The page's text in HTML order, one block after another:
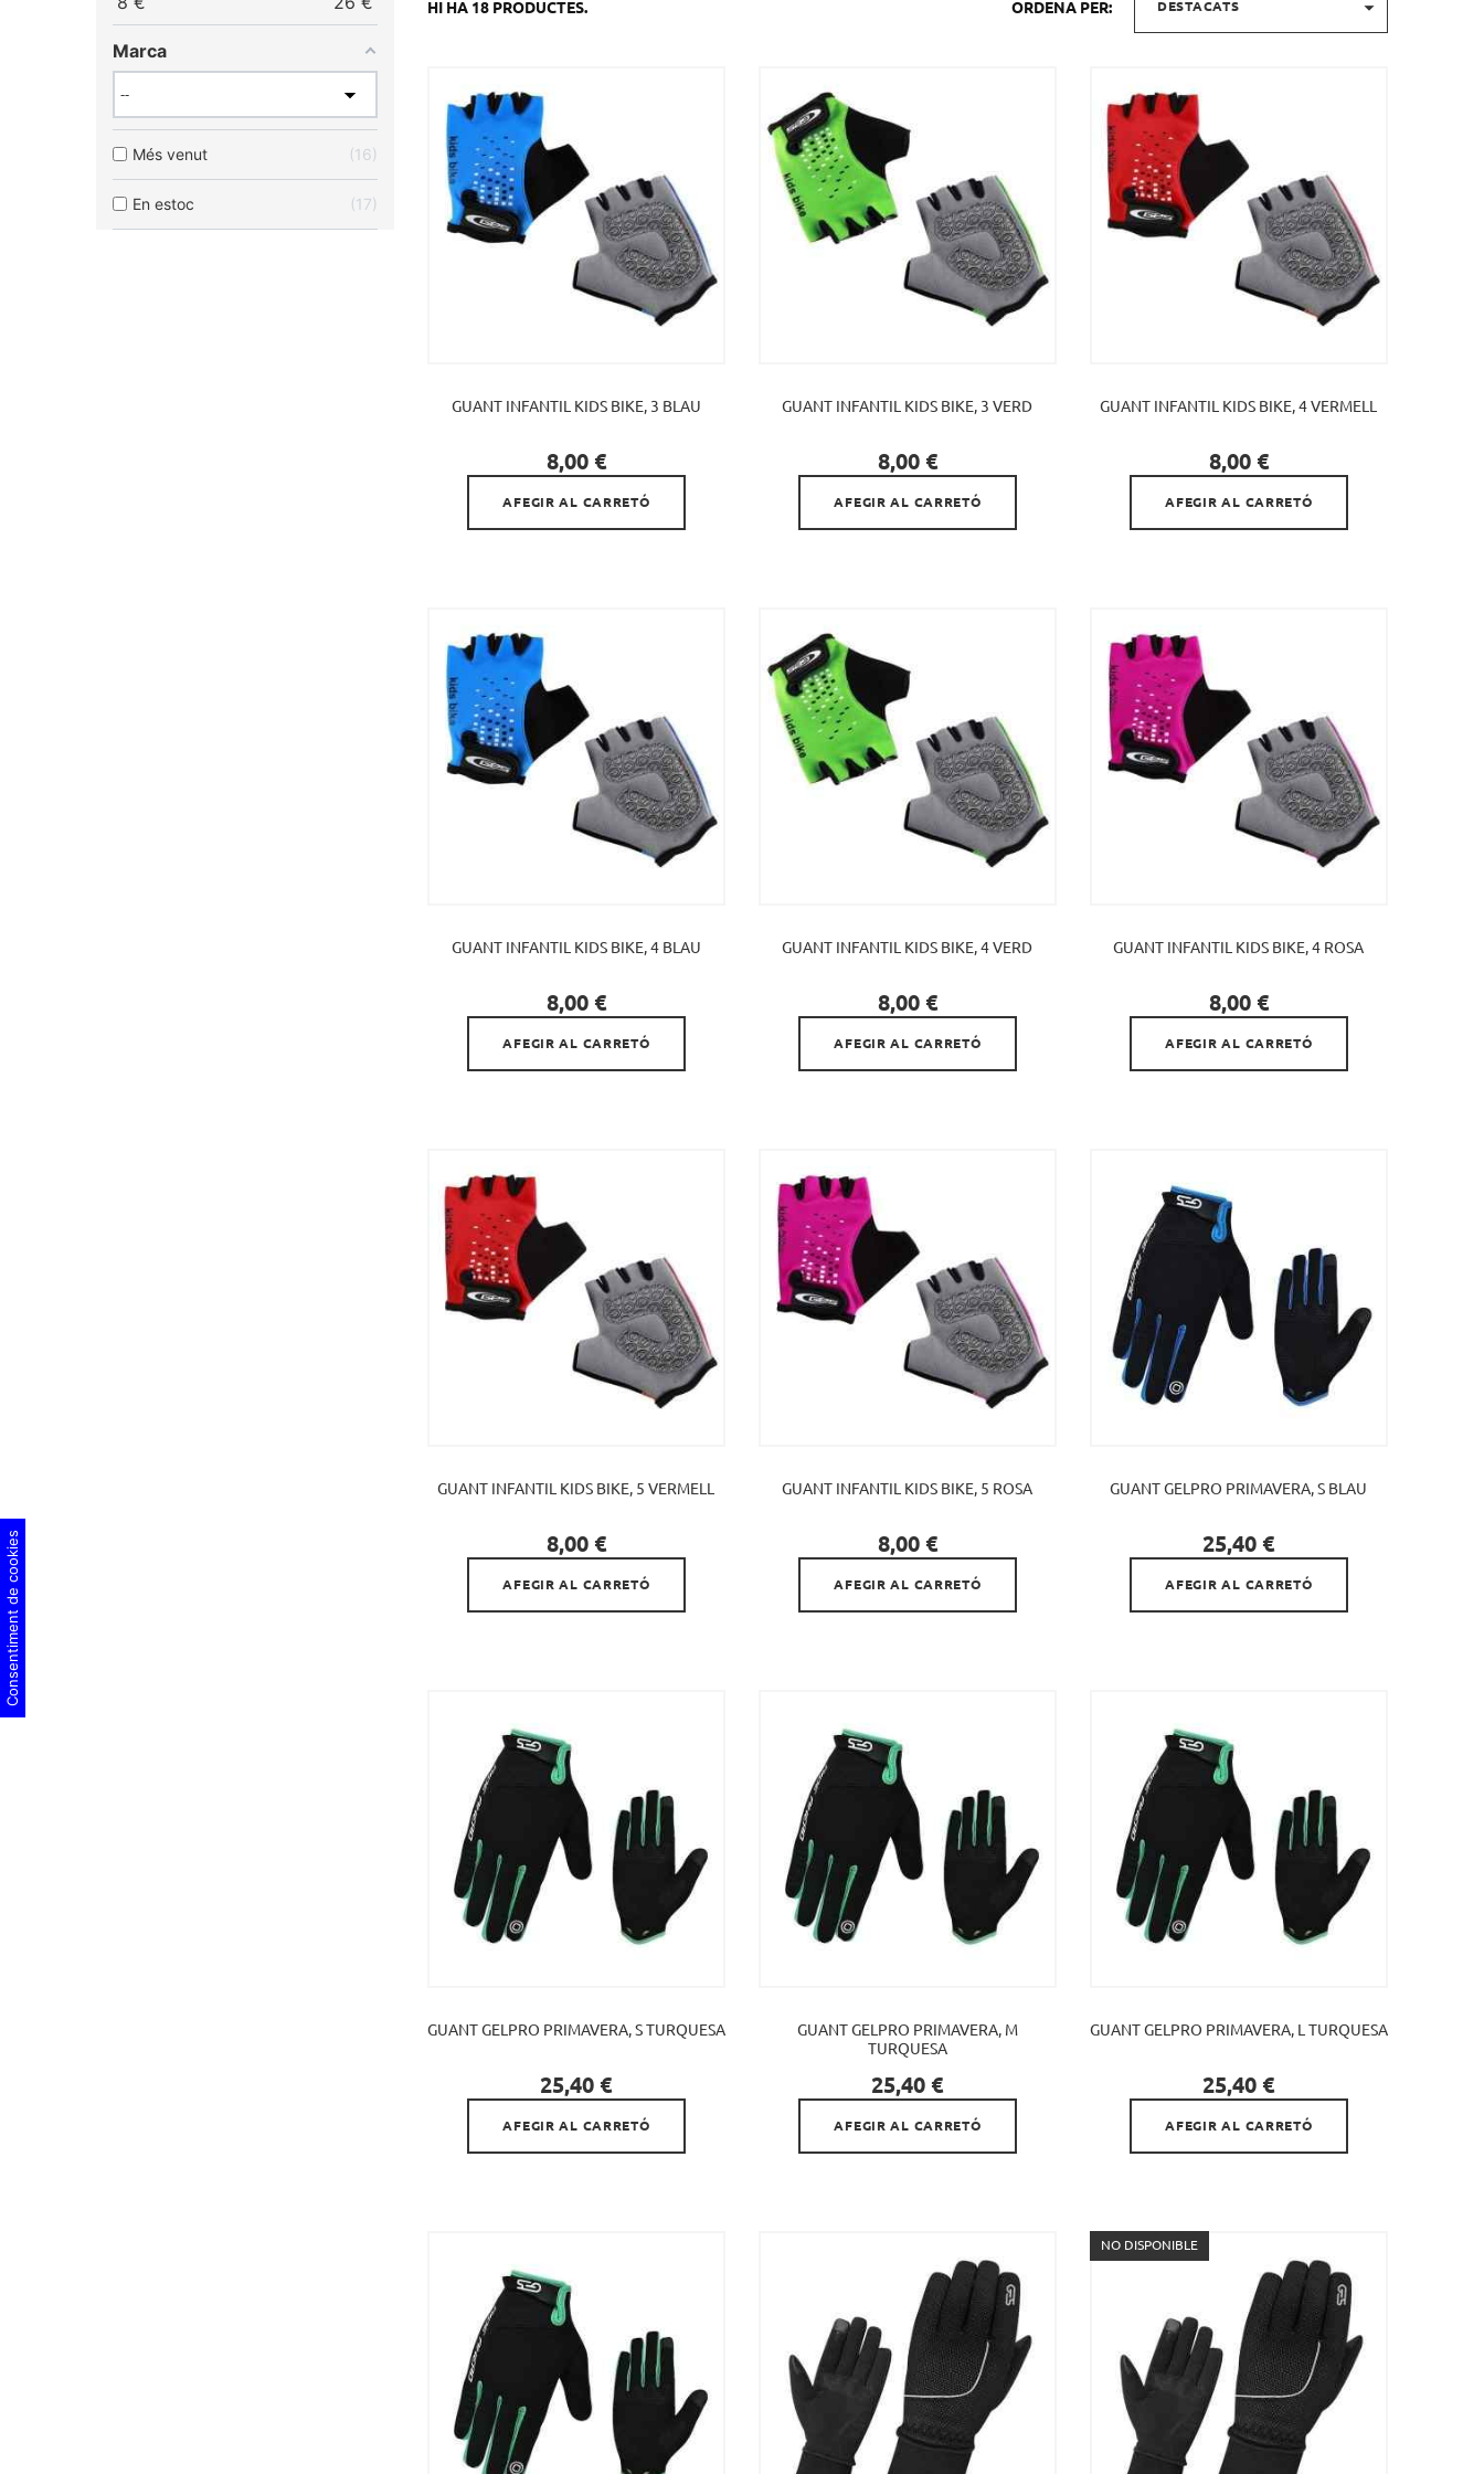
Marca
Més venut 16
En estoc 17
HI HA 18 PRODUCTES. ORDENA PER: DESTACATS 
GUANT INFANTIL KIDS BIKE, 3 BLAU
Preu
8,00 €

AFEGIR AL CARRETÓ
GUANT INFANTIL KIDS BIKE, 3 VERD
Preu
8,00 €

AFEGIR AL CARRETÓ
GUANT INFANTIL KIDS BIKE, 4 VERMELL
Preu
8,00 €

AFEGIR AL CARRETÓ
GUANT INFANTIL KIDS BIKE, 4 BLAU
Preu
8,00 €

AFEGIR AL CARRETÓ
GUANT INFANTIL KIDS BIKE, 4 VERD
Preu
8,00 €

AFEGIR AL CARRETÓ
GUANT INFANTIL KIDS BIKE, 4 ROSA
Preu
8,00 €

AFEGIR AL CARRETÓ
GUANT INFANTIL KIDS BIKE, 5 VERMELL
Preu
8,00 €

AFEGIR AL CARRETÓ
GUANT INFANTIL KIDS BIKE, 5 ROSA
Preu
8,00 €

AFEGIR AL CARRETÓ
GUANT GELPRO PRIMAVERA, S BLAU
Preu
25,40 €

AFEGIR AL CARRETÓ
GUANT GELPRO PRIMAVERA, S TURQUESA
Preu
25,40 €

AFEGIR AL CARRETÓ
GUANT GELPRO PRIMAVERA, M
TURQUESA
Preu
25,40 €

AFEGIR AL CARRETÓ
GUANT GELPRO PRIMAVERA, L TURQUESA
Preu
25,40 €

AFEGIR AL CARRETÓ
NO DISPONIBLE
Consentiment de cookies